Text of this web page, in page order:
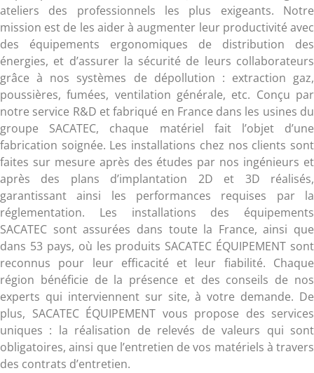
ateliers des professionnels les plus exigeants. Notre
mission est de les aider à augmenter leur productivité avec
des équipements ergonomiques de distribution des
énergies, et d’assurer la sécurité de leurs collaborateurs
grâce à nos systèmes de dépollution : extraction gaz,
poussières, fumées, ventilation générale, etc. Conçu par
notre service R&D et fabriqué en France dans les usines du
groupe SACATEC, chaque matériel fait l’objet d’une
fabrication soignée. Les installations chez nos clients sont
faites sur mesure après des études par nos ingénieurs et
après des plans d’implantation 2D et 3D réalisés,
garantissant ainsi les performances requises par la
réglementation. Les installations des équipements
SACATEC sont assurées dans toute la France, ainsi que
dans 53 pays, où les produits SACATEC ÉQUIPEMENT sont
reconnus pour leur efficacité et leur fiabilité. Chaque
région bénéficie de la présence et des conseils de nos
experts qui interviennent sur site, à votre demande. De
plus, SACATEC ÉQUIPEMENT vous propose des services
uniques : la réalisation de relevés de valeurs qui sont
obligatoires, ainsi que l’entretien de vos matériels à travers
des contrats d’entretien.